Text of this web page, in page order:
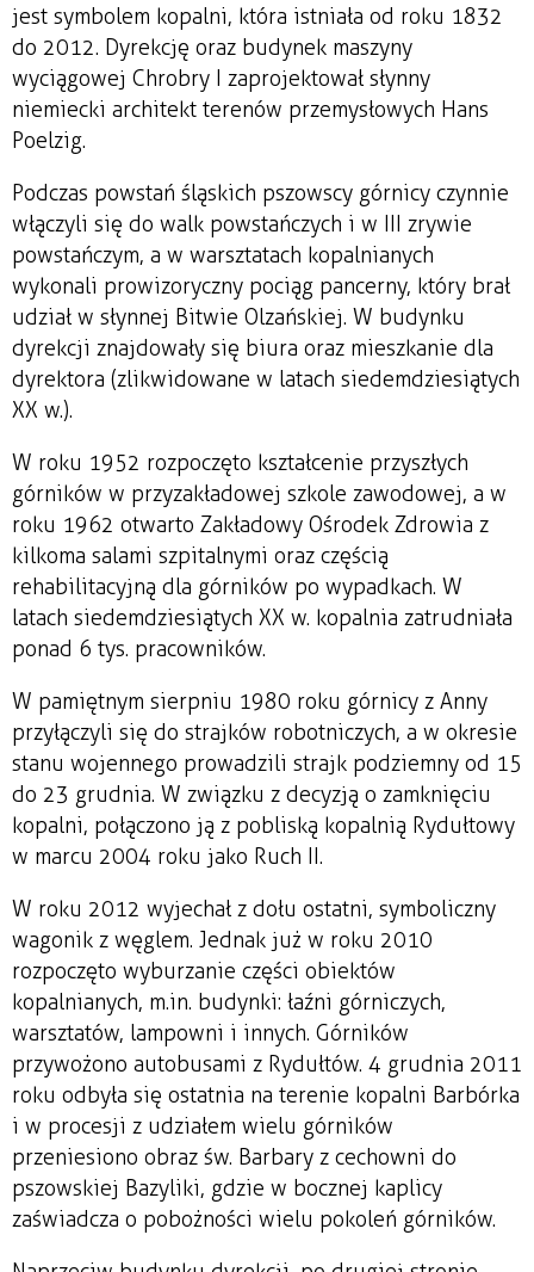
jest symbolem kopalni, która istniała od roku 1832
do 2012. Dyrekcję oraz budynek maszyny
wyciągowej Chrobry I zaprojektował słynny
niemiecki architekt terenów przemysłowych Hans
Poelzig.
Podczas powstań śląskich pszowscy górnicy czynnie
włączyli się do walk powstańczych i w III zrywie
powstańczym, a w warsztatach kopalnianych
wykonali prowizoryczny pociąg pancerny, który brał
udział w słynnej Bitwie Olzańskiej. W budynku
dyrekcji znajdowały się biura oraz mieszkanie dla
dyrektora (zlikwidowane w latach siedemdziesiątych
XX w.).
W roku 1952 rozpoczęto kształcenie przyszłych
górników w przyzakładowej szkole zawodowej, a w
roku 1962 otwarto Zakładowy Ośrodek Zdrowia z
kilkoma salami szpitalnymi oraz częścią
rehabilitacyjną dla górników po wypadkach. W
latach siedemdziesiątych XX w. kopalnia zatrudniała
ponad 6 tys. pracowników.
W pamiętnym sierpniu 1980 roku górnicy z Anny
przyłączyli się do strajków robotniczych, a w okresie
stanu wojennego prowadzili strajk podziemny od 15
do 23 grudnia. W związku z decyzją o zamknięciu
kopalni, połączono ją z pobliską kopalnią Rydułtowy
w marcu 2004 roku jako Ruch II.
W roku 2012 wyjechał z dołu ostatni, symboliczny
wagonik z węglem. Jednak już w roku 2010
rozpoczęto wyburzanie części obiektów
kopalnianych, m.in. budynki: łaźni górniczych,
warsztatów, lampowni i innych. Górników
przywożono autobusami z Rydułtów. 4 grudnia 2011
roku odbyła się ostatnia na terenie kopalni Barbórka
i w procesji z udziałem wielu górników
przeniesiono obraz św. Barbary z cechowni do
pszowskiej Bazyliki, gdzie w bocznej kaplicy
zaświadcza o pobożności wielu pokoleń górników.